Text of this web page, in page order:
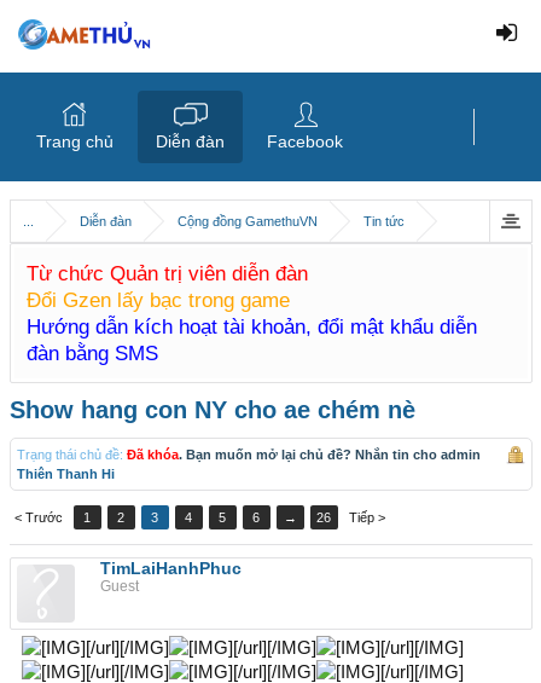
Diễn đàn Cộng đồng GamethuVN Tin tức
Từ chức Quản trị viên diễn đàn
Đổi Gzen lấy bạc trong game
Hướng dẫn kích hoạt tài khoản, đổi mật khẩu diễn
đàn bằng SMS
Show hang con NY cho ae chém nè
Trạng thái chủ đề: Đã khóa. Bạn muốn mở lại chủ đề? Nhắn tin cho admin
Thiên Thanh Hi
< Trước 1 2 3 4 5 6 → 26 Tiếp >
TimLaiHanhPhuc
Guest
[/url][/IMG] [/url][/IMG]
[/url][/IMG]
[/url][/IMG]
[/url][/IMG] [/url][/IMG]
Trang chủ Diễn đàn Facebook